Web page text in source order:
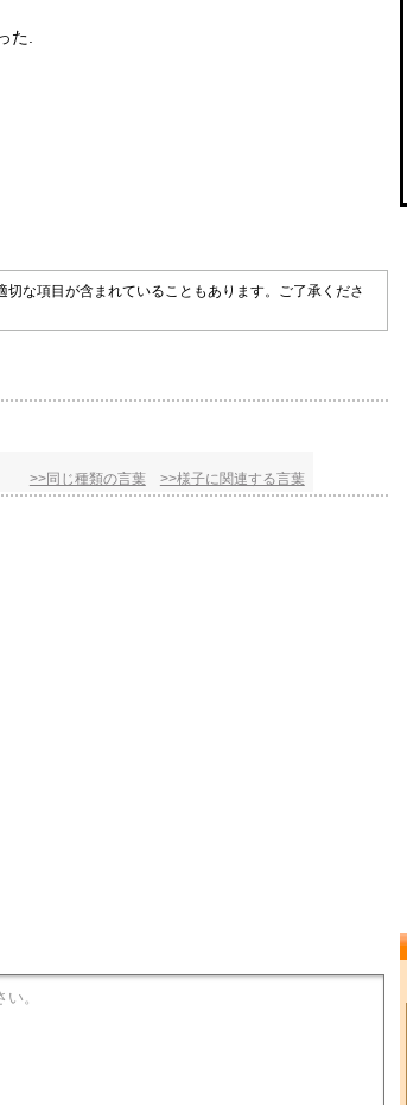
た.
な項目が含まれていることもあります。ご了承くださ
>>同じ種類の言葉
>>様子に関連する言葉